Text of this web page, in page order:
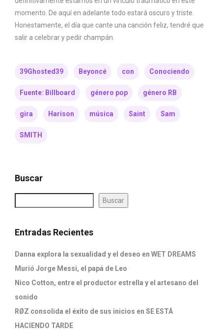
momento. De aquí en adelante todo estará oscuro y triste.
Honestamente, el día que cante una canción feliz, tendré que
salir a celebrar y pedir champán.
39Ghosted39 Beyoncé con Conociendo
Fuente: Billboard género pop género RB
gira Harison música Saint Sam
SMITH
Buscar
Buscar
Entradas Recientes
Danna explora la sexualidad y el deseo en WET DREAMS
Murió Jorge Messi, el papá de Leo
Nico Cotton, entre el productor estrella y el artesano del
sonido
RØZ consolida el éxito de sus inicios en SE ESTÁ
HACIENDO TARDE